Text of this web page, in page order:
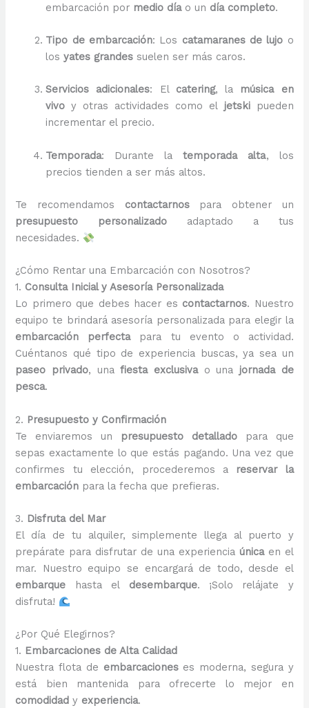
embarcación por medio díao un día completo.
Tipo de embarcación: Los catamaranes de lujo o
losyates grandes suelen ser más caros.
Servicios adicionales: El catering, la música en
vivo y otras actividades como el jetskipueden
incrementar el precio.
Temporada: Durante latemporada alta, los
precios tienden a ser más altos.
Te recomendamos contactarnospara obtener un
presupuesto personalizado adaptado a tus
necesidades.
¿Cómo Rentar una Embarcación con Nosotros?
1. Consulta Inicial y Asesoría Personalizada
Lo primero que debes hacer es contactarnos. Nuestro
equipo te brindará asesoría personalizada para elegir la
embarcación perfectapara tu evento o actividad.
Cuéntanos qué tipo de experiencia buscas, ya sea un
paseo privado, unafiesta exclusivao una jornada de
pesca.
2. Presupuesto y Confirmación
Te enviaremos un
presupuesto detalladopara que
sepas exactamente lo que estás pagando. Una vez que
confirmes tu elección, procederemos a reservar la
embarcación para la fecha que prefieras.
3. Disfruta del Mar
El día de tu alquiler, simplemente llega al puerto y
prepárate para disfrutar de una experiencia únicaen el
mar. Nuestro equipo se encargará de todo, desde el
embarque hasta el desembarque. ¡Solo relájate y
disfruta!
¿Por Qué Elegirnos?
1. Embarcaciones de Alta Calidad
Nuestra flota de embarcacioneses moderna, segura y
está bien mantenida para ofrecerte lo mejor en
comodidad y experiencia.